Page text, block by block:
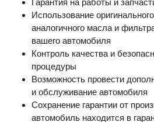
Гарантия на работы и
Использование
аналогичного масла и
вашего автомобиля
Контроль качества и
процедуры
Возможность провести
и обслуживание автомобиля
Сохранение гарантии от
автомобиль находится в